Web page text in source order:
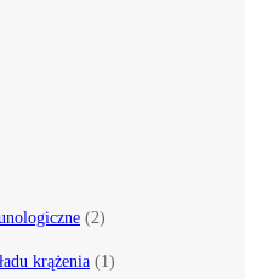
(2)
krążenia (1)